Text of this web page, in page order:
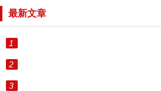
最新文章
1
2
3